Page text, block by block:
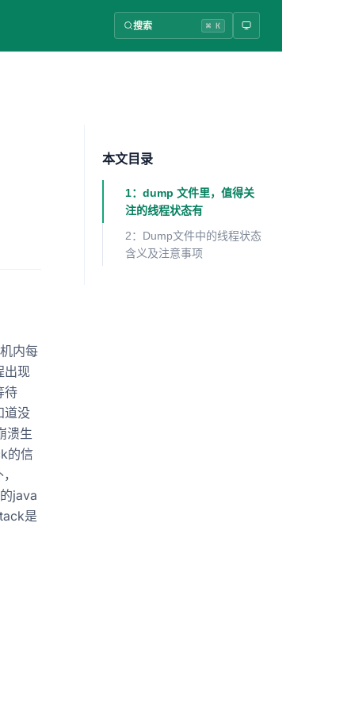
搜索 ⌘ K
内每
出现
待
道没
溃生
的信
java
是
本文目录
1：dump 文件里，值得关
注的线程状态有
2：Dump文件中的线程状态
含义及注意事项